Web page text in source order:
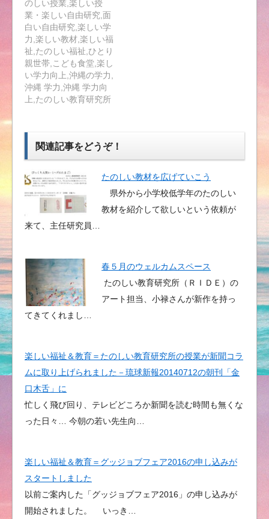
のしい授業,楽しい授
業・楽しい自由研究,面
白い自由研究,楽しい学
力,楽しい教材,楽しい福
祉,たのしい福祉,ひとり
親世帯,こども食堂,楽し
い学力向上,沖縄の学力,
沖縄 学力,沖縄 学力向
上,たのしい教育研究所
関連記事をどうぞ！
たのしい教材を広げていこう
県外から小学校低学年のたのしい
教材を紹介して欲しいという依頼が
来て、主任研究員…
春５月のウェルカムスペース
たのしい教育研究所（ＲＩＤＥ）の
アート担当、小禄さんが新作を持っ
てきてくれまし…
楽しい福祉＆教育＝たのしい教育研究所の授業が新聞コラ
ムに取り上げられました－琉球新報20140712の朝刊「金
口木舌」に
忙しく飛び回り、テレビどころか新聞を読む時間も無くな
った日々… 今朝の若い先生向…
楽しい福祉＆教育＝グッジョブフェア2016の申し込みが
スタートしました
以前ご案内した「グッジョブフェア2016」の申し込みが
開始されました。 いっき…